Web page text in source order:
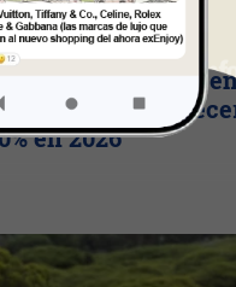
su liderazgo
tras hacer
en 2026